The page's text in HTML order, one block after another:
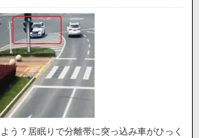
う？居眠りで分離帯に突っ込み車がひっく